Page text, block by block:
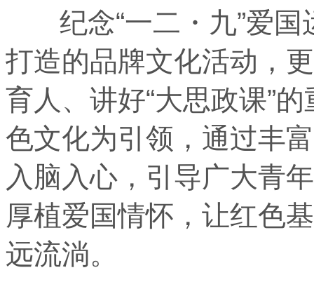
纪念“一二・九”爱国
打造的品牌文化活动，
育人、讲好“大思政课”
色文化为引领，通过丰
入脑入心，引导广大青
厚植爱国情怀，让红色
远流淌。